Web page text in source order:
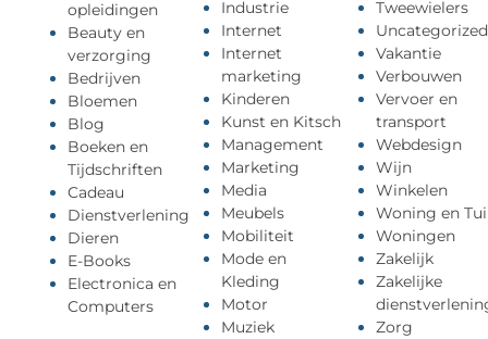
opleidingen
Beauty en
verzorging
Bedrijven
Bloemen
Blog
Boeken en
Tijdschriften
Cadeau
Dienstverlening
Dieren
E-Books
Electronica en
Computers
Industrie
Internet
Internet
marketing
Kinderen
Kunst en Kitsch
Management
Marketing
Media
Meubels
Mobiliteit
Mode en
Kleding
Motor
Muziek
Tweewielers
Uncategorized
Vakantie
Verbouwen
Vervoer en
transport
Webdesign
Wijn
Winkelen
Woning en
Woningen
Zakelijk
Zakelijke
Zorg